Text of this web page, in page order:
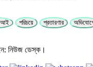
পরিচয়ে প্রতারণার
নিউজ ডেস্ক।